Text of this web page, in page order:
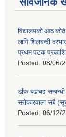
विद्यालयको आठ
लागि शिलबन्दी
प्रथम पटक
Posted: 08/06/
डाँक बढाबढ
सरोकारवाला सबै
Posted: 06/12/